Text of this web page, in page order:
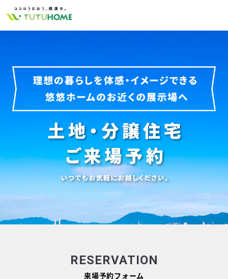
RESERVATION
来場予約フォーム